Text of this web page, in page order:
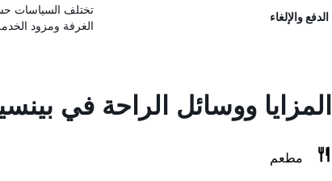
الدفع والإلغاء
تختلف السياسات
الغرفة ومزود
المزايا ووسائل الراحة في
مطعم